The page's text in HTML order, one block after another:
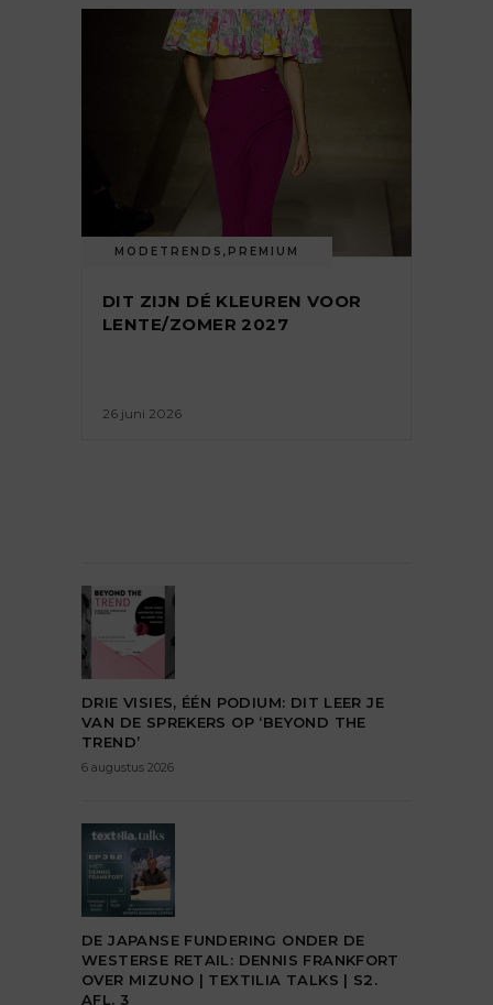
MODETRENDS , PREMIUM
DIT ZIJN DÉ KLEUREN VOOR
LENTE/ZOMER 2027
26 juni 2026
DRIE VISIES, ÉÉN PODIUM: DIT LEER JE
VAN DE SPREKERS OP ‘BEYOND THE
TREND’
6 augustus 2026
DE JAPANSE FUNDERING ONDER DE
WESTERSE RETAIL: DENNIS FRANKFORT
OVER MIZUNO | TEXTILIA TALKS | S2.
AFL. 3